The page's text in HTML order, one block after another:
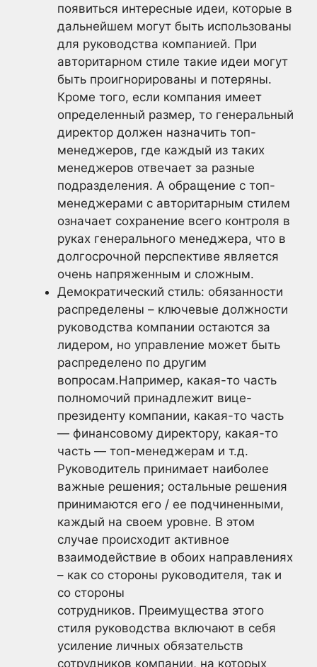
появиться интересные идеи, которые в
дальнейшем могут быть использованы
для руководства компанией. При
авторитарном стиле такие идеи могут
быть проигнорированы и потеряны.
Кроме того, если компания имеет
определенный размер, то генеральный
директор должен назначить топ-
менеджеров, где каждый из таких
менеджеров отвечает за разные
подразделения. А обращение с топ-
менеджерами с авторитарным стилем
означает сохранение всего контроля в
руках генерального менеджера, что в
долгосрочной перспективе является
очень напряженным и сложным.
Демократический стиль: обязанности
распределены – ключевые должности
руководства компании остаются за
лидером, но управление может быть
распределено по другим
вопросам.Например, какая-то часть
полномочий принадлежит вице-
президенту компании, какая-то часть
— финансовому директору, какая-то
часть — топ-менеджерам и т.д.
Руководитель принимает наиболее
важные решения; остальные решения
принимаются его / ее подчиненными,
каждый на своем уровне. В этом
случае происходит активное
взаимодействие в обоих направлениях
– как со стороны руководителя, так и
со стороны
сотрудников. Преимущества этого
стиля руководства включают в себя
усиление личных обязательств
сотрудников компании, на которых